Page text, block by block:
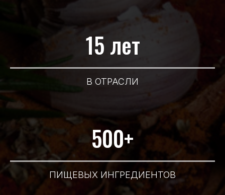
15 лет
В ОТРАСЛИ
500+
ПИЩЕВЫХ ИНГРЕДИЕНТОВ